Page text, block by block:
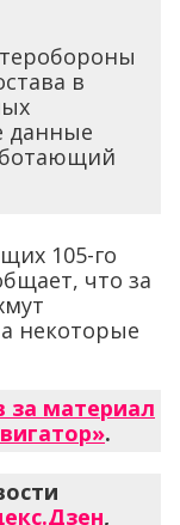
в
данные
105-го
что за
некоторые
за материал
.
,